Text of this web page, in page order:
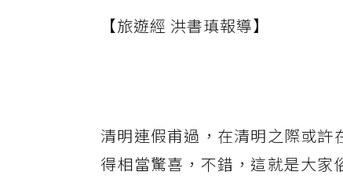
【旅遊經 洪書瑱報導】
清明連假甫過，在清明之際或
得相當驚喜，不錯，這就是大